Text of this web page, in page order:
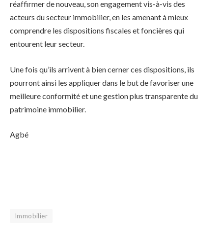
réaffirmer de nouveau, son engagement vis-à-vis des
acteurs du secteur immobilier, en les amenant à mieux
comprendre les dispositions fiscales et foncières qui
entourent leur secteur.
Une fois qu’ils arrivent à bien cerner ces dispositions, ils
pourront ainsi les appliquer dans le but de favoriser une
meilleure conformité et une gestion plus transparente du
patrimoine immobilier.
Agbé
Immobilier